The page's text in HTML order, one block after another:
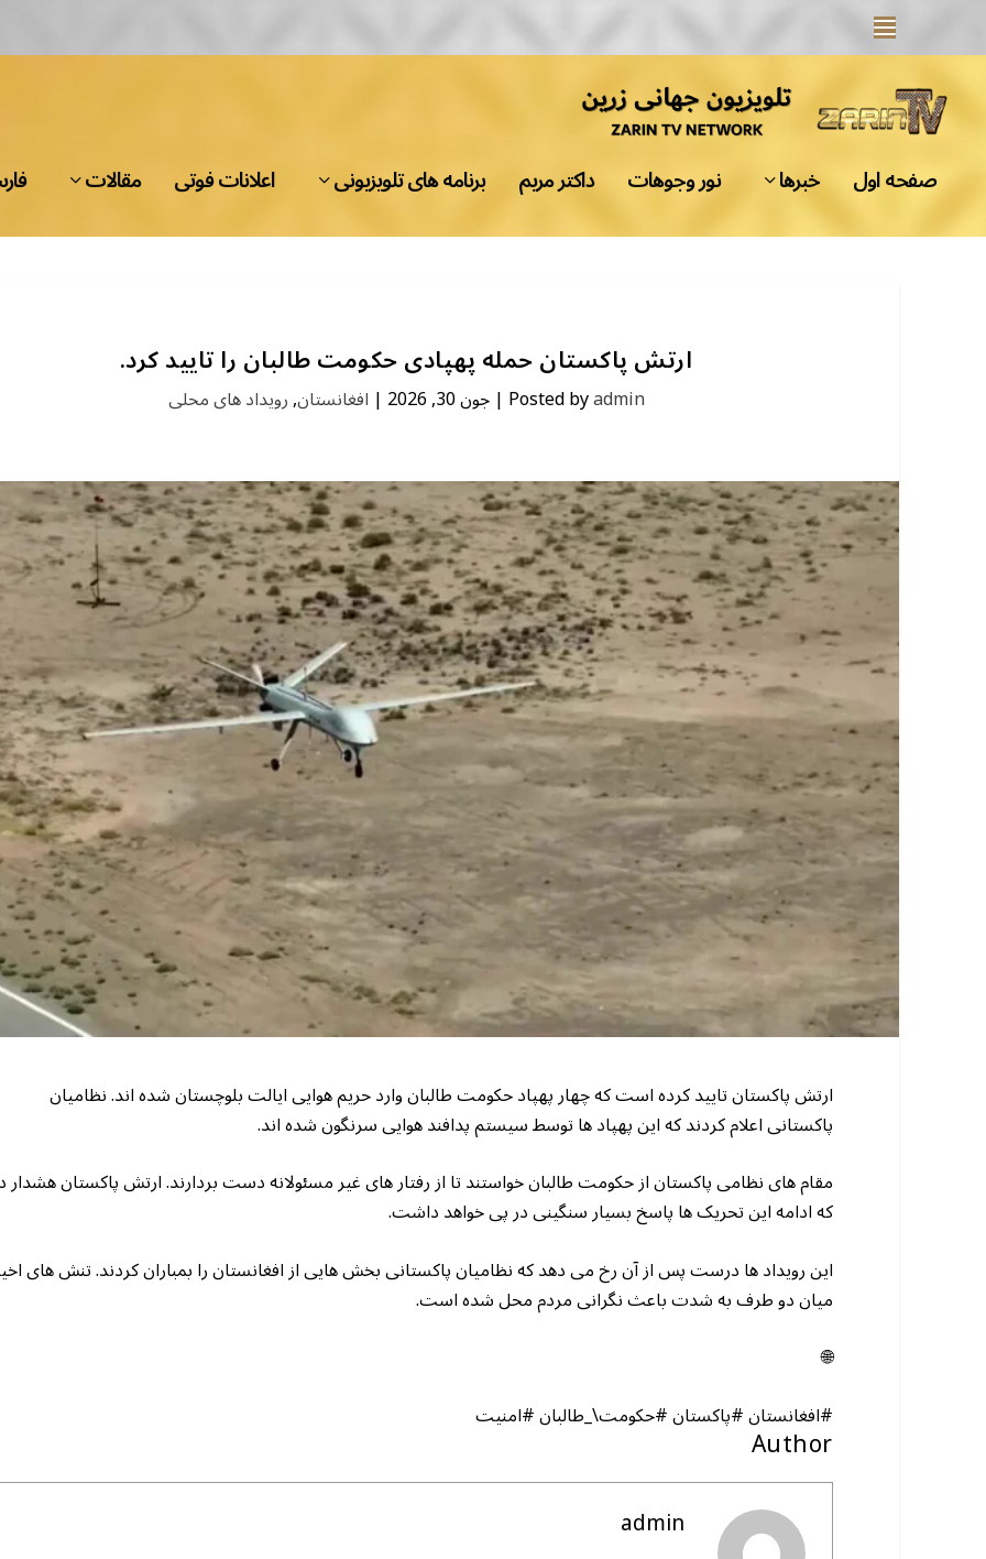
صفحه اول خبرها نور وجوهات داکتر مریم برنامه های تلویزیونی اعلانات فوتی مقالات
ارتش پاکستان حمله پهپادی حکومت طالبان را تایید کرد.
Posted byadmin
|جون 30, 2026 | افغانستان,رویداد های محلی
ارتش پاکستان تایید کرده است که چهار پهپاد حکومت طالبان وارد حریم هوایی ایالت بلوچستان شده اند. نظامیان
پاکستانی اعلام کردند که این پهپاد ها توسط سیستم پدافند هوایی سرنگون شده اند.
مقام های نظامی پاکستان از حکومت طالبان خواستند تا از رفتار های غیر مسئولانه دست بردارند. ارتش پاکستان هشدار
که ادامه این تحریک ها پاسخ بسیار سنگینی در پی خواهد داشت.
این رویداد ها درست پس از آن رخ می دهد که نظامیان پاکستانی بخش هایی از افغانستان را بمباران کردند. تنش های
میان دو طرف به شدت باعث نگرانی مردم محل شده است.
🌐
#افغانستان #پاکستان #حکومت\_طالبان #امنیت
Author
admin